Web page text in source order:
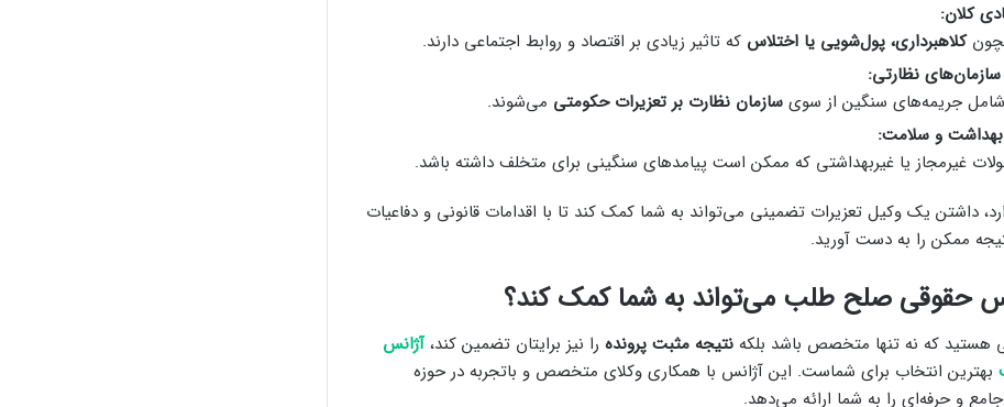
کلان:
کلاهبرداری، پول‌شویی یا اختلاس که تاثیر زیادی بر اقتصاد و روابط اجتماعی دارند.
سازمان‌های نظارتی:
جریمه‌های سنگین از سوی سازمان نظارت بر تعزیرات حکومتی می‌شوند.
بهداشت و سلامت:
غیرمجاز یا غیربهداشتی که ممکن است پیامدهای سنگینی برای متخلف داشته باشد.
داشتن یک وکیل تعزیرات تضمینی می‌تواند به شما کمک کند تا با اقدامات قانونی و دفاعیات
ممکن را به دست آورید.
حقوقی صلح طلب می‌تواند به شما کمک کند؟
هستید که نه تنها متخصص باشد بلکه نتیجه مثبت پرونده را نیز برایتان تضمین کند،آژانس
بهترین انتخاب برای شماست. این آژانس با همکاری وکلای متخصص و باتجربه در حوزه
و حرفه‌ای را به شما ارائه می‌دهد.